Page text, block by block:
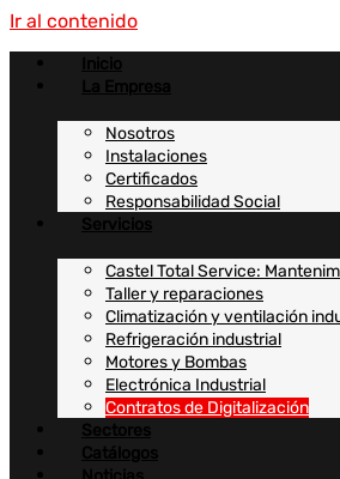
Ir al contenido
Inicio
La Empresa
Nosotros
Instalaciones
Certificados
Responsabilidad Social
Servicios
Castel Total Service:
Taller y reparaciones
Climatización y ventilación
Refrigeración industrial
Motores y Bombas
Electrónica Industrial
Contratos de Digitalización
Sectores
Catálogos